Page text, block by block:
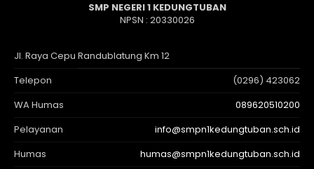
SMP NEGERI 1 KEDUNGTUBAN
NPSN : 20330026
Jl. Raya Cepu Randublatung Km 12
Telepon
(0296) 423062
WA Humas
089620510200
Pelayanan
info@smpn1kedungtuban.sch.id
Humas
humas@smpn1kedungtuban.sch.id